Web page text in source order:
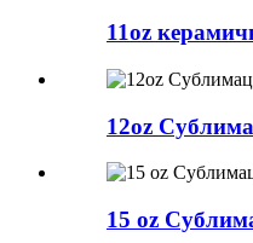
11oz
12oz
15 oz